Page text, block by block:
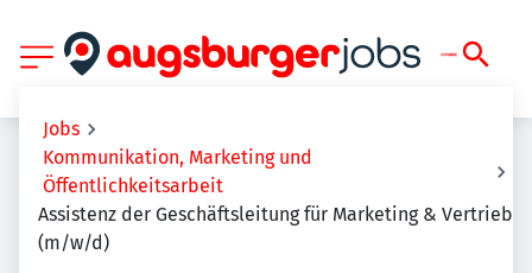
Jobs
Kommunikation, Marketing und
Öffentlichkeitsarbeit
Assistenz der Geschäftsleitung für Marketing & Vertrieb
(m/w/d)